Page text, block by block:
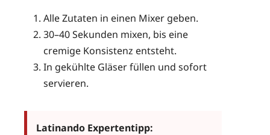
Alle Zutaten in einen Mixer geben.
30–40 Sekunden mixen, bis eine
cremige Konsistenz entsteht.
In gekühlte Gläser füllen und sofort
servieren.
Latinando Expertentipp: